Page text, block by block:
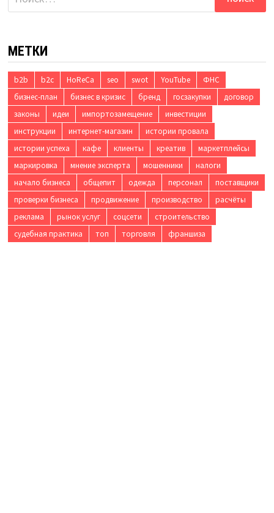
МЕТКИ
b2b b2c HoReCa seo swot YouTube
ФНС
бизнес-план
бизнес в кризис бренд госзакупки
договор
законы
идеи импортозамещение
инвестиции
инструкции
интернет-магазин
истории провала
истории успеха
кафе клиенты креатив
маркетплейсы
маркировка
мнение эксперта мошенники
налоги
начало бизнеса
общепит одежда персонал
поставщики
проверки бизнеса
продвижение производство
расчёты
реклама
рынок услуг соцсети
строительство
судебная практика
топ торговля франшиза